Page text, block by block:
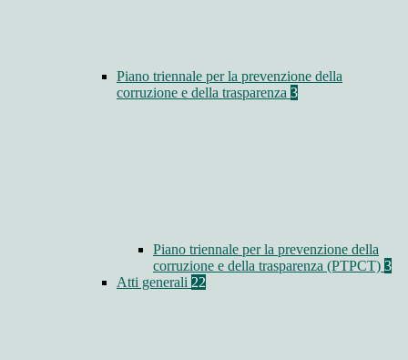
Piano triennale per la prevenzione della
corruzione e della trasparenza 3
Piano triennale per la prevenzione della
corruzione e della trasparenza (PTPCT) 3
Atti generali 22